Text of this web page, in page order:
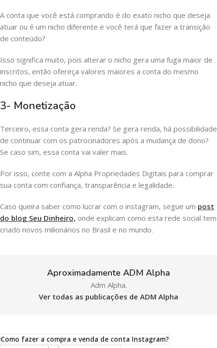
A conta que você está comprando é do exato nicho que deseja
atuar ou é um nicho diferente e você terá que fazer a transição
de conteúdo?
Isso significa muito, pois alterar o nicho gera uma fuga maior de
inscritos, então ofereça valores maiores a conta do mesmo
nicho que deseja atuar.
3- Monetização
Terceiro, essa conta gera renda? Se gera renda, há possibilidade
de continuar com os patrocinadores após a mudança de dono?
Se caso sim, essa conta vai valer mais.
Por isso, conte com a Alpha Propriedades Digitais para comprar
sua conta com confiança, transparência e legalidade.
Caso queira saber como lucrar com o instagram, segue um post
do blog Seu Dinheiro, onde explicam como esta rede social tem
criado novos milionários no Brasil e no mundo.
Aproximadamente ADM Alpha
Adm Alpha.
Ver todas as publicações de ADM Alpha
Como fazer a compra e venda de conta Instagram?